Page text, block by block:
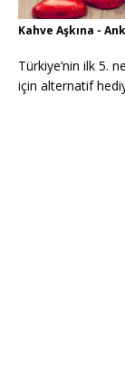
Kahve Aşkına -
Türkiye’nin ilk 5.
için alternatif